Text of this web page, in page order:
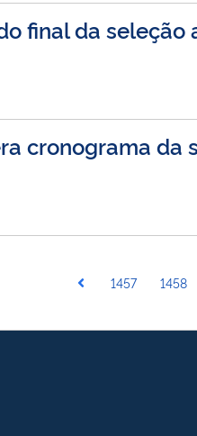
final da
cronograma da
1457 1458